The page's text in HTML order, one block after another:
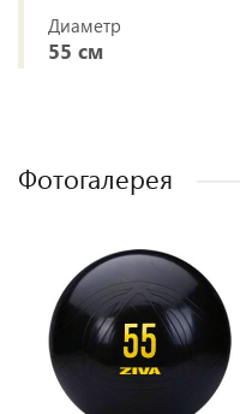
Диаметр
55 см
Фотогалерея